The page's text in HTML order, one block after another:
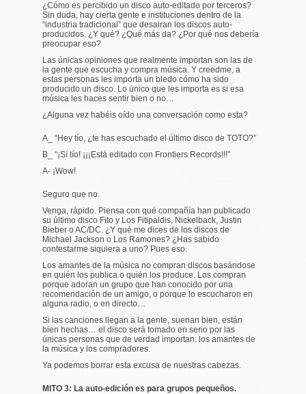
¿Cómo es percibido un disco auto-editado por terceros?
Sin duda, hay cierta gente e instituciones dentro de la
“industria tradicional” que desairan los discos auto-
producidos. ¿Y qué? ¿Qué más da? ¿Por qué nos debería
preocupar eso?
Las únicas opiniones que realmente importan son las de
la gente que escucha y compra música. Y creedme, a
estas personas les importa un bledo cómo ha sido
producido un disco. Lo único que les importa es si esa
música les haces sentir bien o no…
¿Alguna vez habéis oído una conversación como esta?
A_ “Hey tío, ¿te has escuchado el último disco de TOTO?”
B_ “¡Sí tío! ¡¡¡Está editado con Frontiers Records!!!”
A- ¡Wow!
Seguro que no.
Venga, rápido. Piensa con qué compañía han publicado
su último disco Fito y Los Fitipaldis, Nickelback, Justin
Bieber o AC/DC. ¿Y qué me dices de los discos de
Michael Jackson o Los Ramones? ¿Has sabido
contestarme siquiera a uno? Pues eso.
Los amantes de la música no compran discos basándose
en quién los publica o quién los produce. Los compran
porque adoran un grupo que han conocido por una
recomendación de un amigo, o porque lo escucharon en
alguna radio, o en directo…
Si las canciones llegan a la gente, suenan bien, están
bien hechas… el disco será tomado en serio por las
únicas personas que de verdad importan: los amantes de
la música y los compradores.
Ya podemos borrar esta excusa de nuestras cabezas.
MITO 3: La auto-edición es para grupos pequeños.